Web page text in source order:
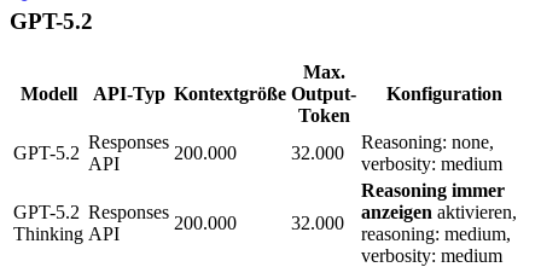
GPT-5.2
Modell API-Typ Kontextgröße
Max.
Output-
Token
Konfiguration
GPT-5.2
Responses
API
200.000 32.000
Reasoning: none,
verbosity: medium
GPT-5.2
Thinking
Responses
API
200.000 32.000
Reasoning immer
anzeigen aktivieren,
reasoning: medium,
verbosity: medium